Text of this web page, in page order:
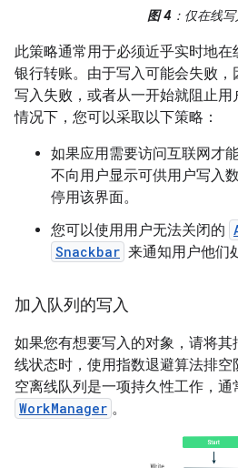
图 4 ：仅在线写
此策略通常用于必须近乎实时地
银行转账。由于写入可能会失败
写入失败，或者从一开始就阻止
情况下，您可以采取以下策略：
如果应用需要访问互联网才
不向用户显示可供用户写入
停用该界面。
您可以使用用户无法关闭的
Snackbar 来通知用户他们
加入队列的写入
如果您有想要写入的对象，请将
线状态时，使用指数退避算法排
空离线队列是一项持久性工作，通
WorkManager 。